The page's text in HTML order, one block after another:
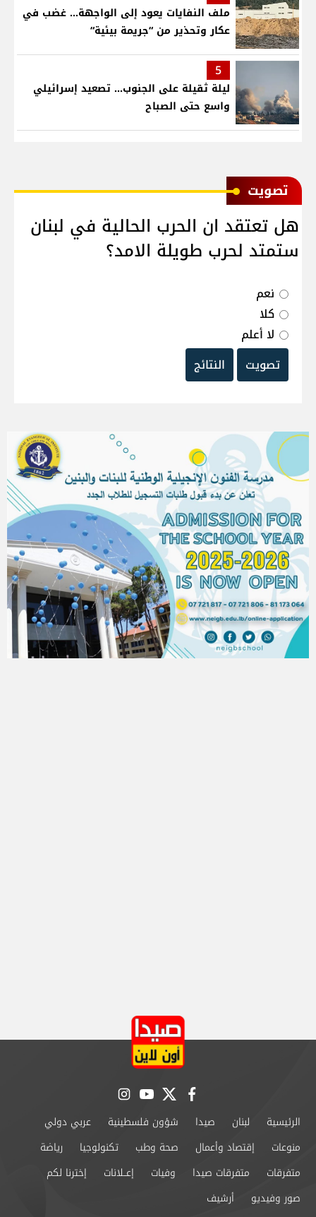
ملف النفايات يعود إلى الواجهة… غضب في
عكار وتحذير من “جريمة بيئية“
5
ليلة ثقيلة على الجنوب... تصعيد إسرائيلي
واسع حتى الصباح
ﺗﺼﻮﻳﺖ
هل تعتقد ان الحرب الحالية في لبنان
ستمتد لحرب طويلة الامد؟
نعم
كلا
لا أعلم
تصويت
النتائج
facebook
twitter
youtube
instagram
الرئيسية لبنان صيدا شؤون فلسطينية
عربي دولي
منوعات
إقتصاد وأعمال صحة وطب تكنولوجيا
رياضة
متفرقات
متفرقات صيدا وفيات إعــلانات
إخترنا لكم
صور وفيديو
أرشيف